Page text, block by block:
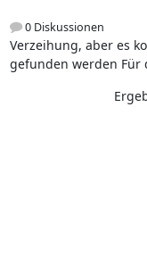
0 Diskussionen
Verzeihung, aber es
gefunden werden Für